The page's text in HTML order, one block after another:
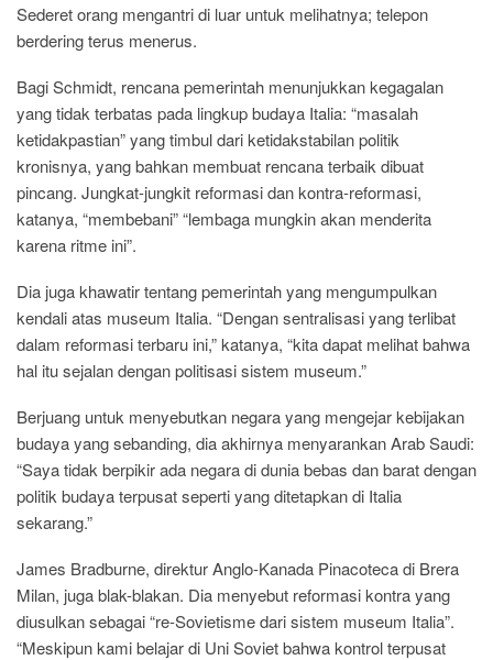
Sederet orang mengantri di luar untuk melihatnya; telepon
berdering terus menerus.
Bagi Schmidt, rencana pemerintah menunjukkan kegagalan
yang tidak terbatas pada lingkup budaya Italia: “masalah
ketidakpastian” yang timbul dari ketidakstabilan politik
kronisnya, yang bahkan membuat rencana terbaik dibuat
pincang. Jungkat-jungkit reformasi dan kontra-reformasi,
katanya, “membebani” “lembaga mungkin akan menderita
karena ritme ini”.
Dia juga khawatir tentang pemerintah yang mengumpulkan
kendali atas museum Italia. “Dengan sentralisasi yang terlibat
dalam reformasi terbaru ini,” katanya, “kita dapat melihat bahwa
hal itu sejalan dengan politisasi sistem museum.”
Berjuang untuk menyebutkan negara yang mengejar kebijakan
budaya yang sebanding, dia akhirnya menyarankan Arab Saudi:
“Saya tidak berpikir ada negara di dunia bebas dan barat dengan
politik budaya terpusat seperti yang ditetapkan di Italia
sekarang.”
James Bradburne, direktur Anglo-Kanada Pinacoteca di Brera
Milan, juga blak-blakan. Dia menyebut reformasi kontra yang
diusulkan sebagai “re-Sovietisme dari sistem museum Italia”.
“Meskipun kami belajar di Uni Soviet bahwa kontrol terpusat